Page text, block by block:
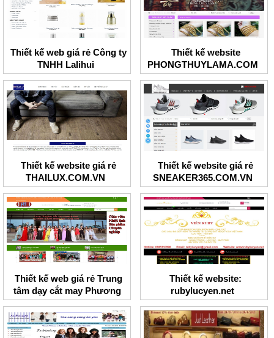
Thiết kế web giá rẻ Công ty
TNHH Lalihui
Thiết kế website
PHONGTHUYLAMA.COM
Thiết kế website giá rẻ
THAILUX.COM.VN
Thiết kế website giá rẻ
SNEAKER365.COM.VN
Thiết kế web giá rẻ Trung
tâm dạy cắt may Phương
Hoa
Thiết kế website:
rubylucyen.net